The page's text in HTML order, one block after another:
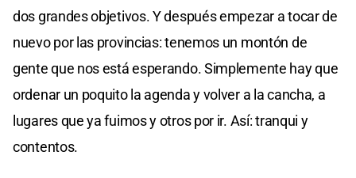
dos grandes objetivos. Y después empezar a tocar de
nuevo por las provincias: tenemos un montón de
gente que nos está esperando. Simplemente hay que
ordenar un poquito la agenda y volver a la cancha, a
lugares que ya fuimos y otros por ir. Así: tranqui y
contentos.